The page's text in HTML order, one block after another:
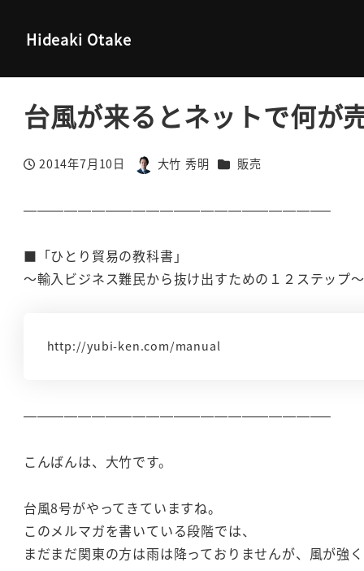
Hideaki Otake
台風が来るとネットで何が
投稿日
2014年7月10日
著
大竹 秀明 カテゴリー
販売
——————————————————————–
■「ひとり貿易の教科書」
～輸入ビジネス難民から抜け出すための１２ステップ～
http://yubi-ken.com/manual
——————————————————————–
こんばんは、大竹です。
台風8号がやってきていますね。
このメルマガを書いている段階では、
まだまだ関東の方は雨は降っておりませんが、風が強